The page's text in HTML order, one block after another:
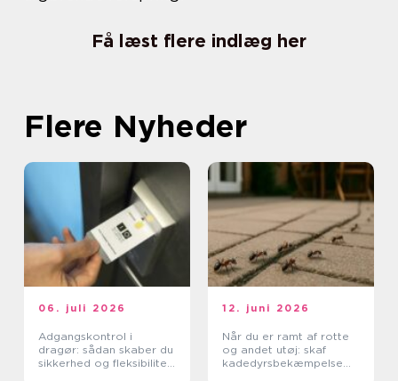
Få læst flere indlæg her
Flere Nyheder
06. juli 2026
Adgangskontrol i
dragør: sådan skaber du
sikkerhed og fleksibilitet
12. juni 2026
Når du er ramt af rotte
og andet utøj: skaf
kadedyrsbekæmpelse